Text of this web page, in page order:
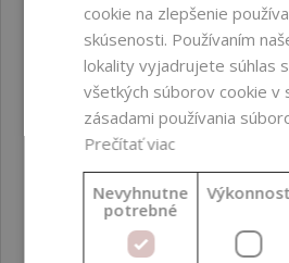
Krajina pôvodu
SÚVISIACE PRODUKTY
cookie na zlepšenie
skúsenosti. Používaním
lokality vyjadrujete súhlas
všetkých súborov cookie v
zásadami používania
Prečítať viac
Nevyhnutne
potrebné